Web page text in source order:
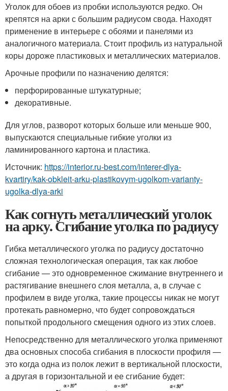
Уголок для обоев из пробки используются редко. Он
крепятся на арки с большим радиусом свода. Находят
применение в интерьере с обоями и панелями из
аналогичного материала. Стоит профиль из натуральной
коры дороже пластиковых и металлических материалов.
Арочные профили по назначению делятся:
перфорированные штукатурные;
декоративные.
Для углов, разворот которых больше или меньше 900,
выпускаются специальные гибкие уголки из
ламинированного картона и пластика.
Источник: https://interior.ru-best.com/interer-dlya-
kvartiry/kak-obkleit-arku-plastikovym-ugolkom-varianty-
ugolka-dlya-arki
Как согнуть металлический уголок
на арку. Сгибание уголка по радиусу
Гибка металлического уголка по радиусу достаточно
сложная технологическая операция, так как любое
сгибание — это одновременное сжимание внутреннего и
растягивание внешнего слоя металла, а, в случае с
профилем в виде уголка, такие процессы никак не могут
протекать равномерно, что будет сопровождаться
попыткой продольного смещения одного из этих слоев.
Непосредственно для металлического уголка применяют
два основных способа сгибания в плоскости профиля —
это когда одна из полок лежит в вертикальной плоскости,
а другая в горизонтальной и ее сгибание будет: